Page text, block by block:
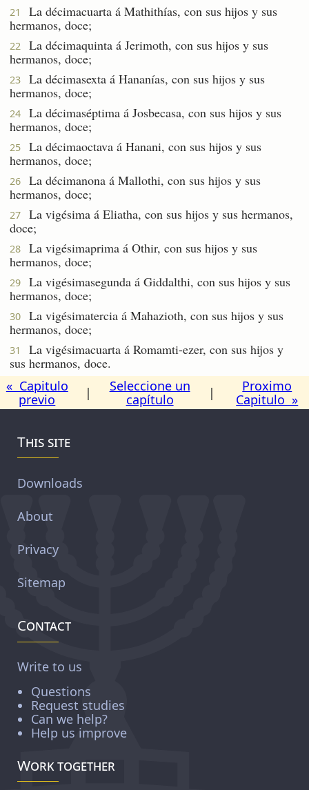
21
La décimacuarta á Mathithías, con sus hijos y sus
hermanos, doce;
22
La décimaquinta á Jerimoth, con sus hijos y sus
hermanos, doce;
23
La décimasexta á Hananías, con sus hijos y sus
hermanos, doce;
24
La décimaséptima á Josbecasa, con sus hijos y sus
hermanos, doce;
25
La décimaoctava á Hanani, con sus hijos y sus
hermanos, doce;
26
La décimanona á Mallothi, con sus hijos y sus
hermanos, doce;
27
La vigésima á Eliatha, con sus hijos y sus hermanos,
doce;
28
La vigésimaprima á Othir, con sus hijos y sus
hermanos, doce;
29
La vigésimasegunda á Giddalthi, con sus hijos y sus
hermanos, doce;
30
La vigésimatercia á Mahazioth, con sus hijos y sus
hermanos, doce;
31
La vigésimacuarta á Romamti-ezer, con sus hijos y
sus hermanos, doce.
« Capitulo
previo
|
Seleccione un
capítulo
|
Proximo
Capitulo »
This site
Downloads
About
Privacy
Sitemap
Contact
Write to us
Questions
Request studies
Can we help?
Help us improve
Work together